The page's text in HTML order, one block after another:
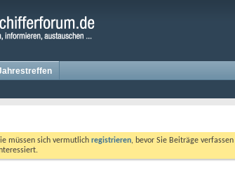
müssen sich vermutlich registrieren, bevor Sie Beiträge